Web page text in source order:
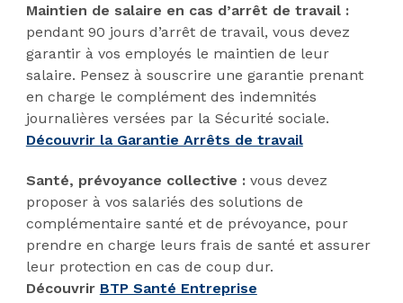
Maintien de salaire en cas d’arrêt de travail :
pendant 90 jours d’arrêt de travail, vous devez
garantir à vos employés le maintien de leur
salaire. Pensez à souscrire une garantie prenant
en charge le complément des indemnités
journalières versées par la Sécurité sociale.
Découvrir la Garantie Arrêts de travail
Santé, prévoyance collective : vous devez
proposer à vos salariés des solutions de
complémentaire santé et de prévoyance, pour
prendre en charge leurs frais de santé et assurer
leur protection en cas de coup dur.
Découvrir BTP Santé Entreprise